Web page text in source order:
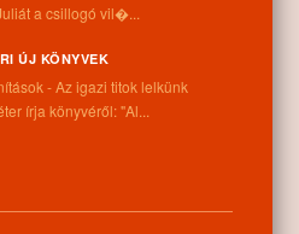
a csillogó vil�...
ÚJ KÖNYVEK
- Az igazi titok lelkünk
írja könyvéről: "Al...